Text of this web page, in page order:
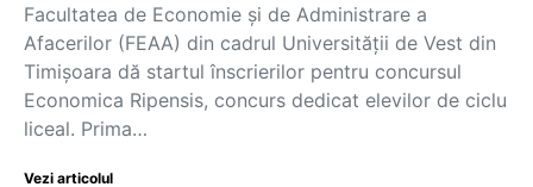
Facultatea de Economie și de Administrare a
Afacerilor (FEAA) din cadrul Universității de Vest din
Timișoara dă startul înscrierilor pentru concursul
Economica Ripensis, concurs dedicat elevilor de ciclu
liceal. Prima…
Vezi articolul